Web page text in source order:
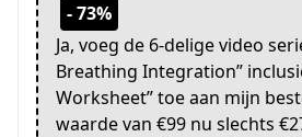
- 73%
Ja, voeg de 6-delige video
Breathing Integration”
Worksheet” toe aan mijn
waarde van €99 nu slechts